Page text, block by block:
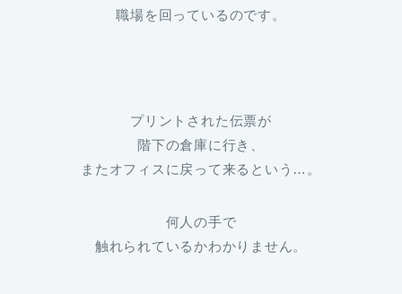
職場を回っているのです。
プリントされた伝票が
階下の倉庫に行き、
またオフィスに戻って来るという…。
何人の手で
触れられているかわかりません。